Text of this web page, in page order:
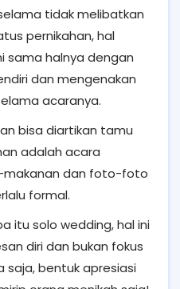
tidak melibatkan
pernikahan, hal
sama halnya dengan
dan mengenakan
acaranya.
bisa diartikan tamu
adalah acara
makanan dan foto-foto
formal.
itu solo wedding, hal ini
diri dan bukan fokus
saja, bentuk apresiasi